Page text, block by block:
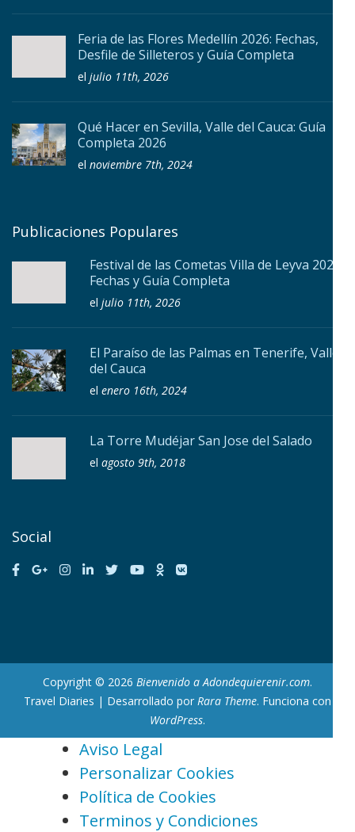
Feria de las Flores Medellín 2026: Fechas,
Desfile de Silleteros y Guía Completa
el julio 11th, 2026
Qué Hacer en Sevilla, Valle del Cauca: Guía
Completa 2026
el noviembre 7th, 2024
Publicaciones Populares
Festival de las Cometas Villa de Leyva 2026:
Fechas y Guía Completa
el julio 11th, 2026
El Paraíso de las Palmas en Tenerife, Valle
del Cauca
el enero 16th, 2024
La Torre Mudéjar San Jose del Salado
el agosto 9th, 2018
Social
Copyright © 2026 Bienvenido a Adondequierenir.com.
Travel Diaries | Desarrollado por Rara Theme. Funciona con
WordPress.
Aviso Legal
Personalizar Cookies
Política de Cookies
Terminos y Condiciones